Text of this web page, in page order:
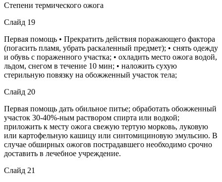
Степени термического ожога
Слайд 19
Первая помощь • Прекратить действия поражающего фактора
(погасить пламя, убрать раскаленный предмет); • снять одежду
и обувь с пораженного участка; • охладить место ожога водой,
льдом, снегом в течение 10 мин; • наложить сухую
стерильную повязку на обожженный участок тела;
Слайд 20
Первая помощь дать обильное питье; обработать обожженный
участок 30-40%-ным раствором спирта или водкой;
приложить к месту ожога свежую тертую морковь, луковую
или картофельную кашицу или синтомициновую эмульсию. В
случае обширных ожогов пострадавшего необходимо срочно
доставить в лечебное учреждение.
Слайд 21